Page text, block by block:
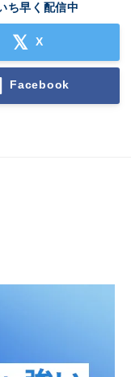
ち早く配信中
X
Facebook